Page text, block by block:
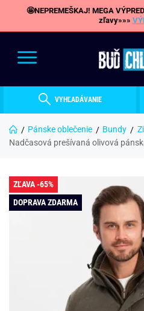
🤩NEPREMEŠKAJ! MEGA
zľavy»»»
VYHĽADÁVANIE
Pánske oblečenie Bundy
Nadčasová prešívaná olivová
ZĽAVA -65%
DOPRAVA ZDARMA